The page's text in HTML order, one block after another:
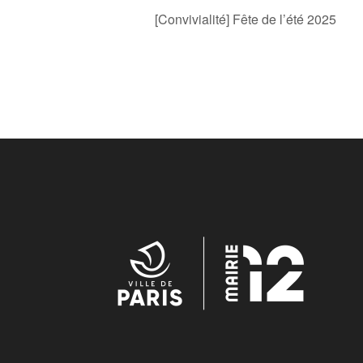
[Convivialité] Fête de l’été 2025